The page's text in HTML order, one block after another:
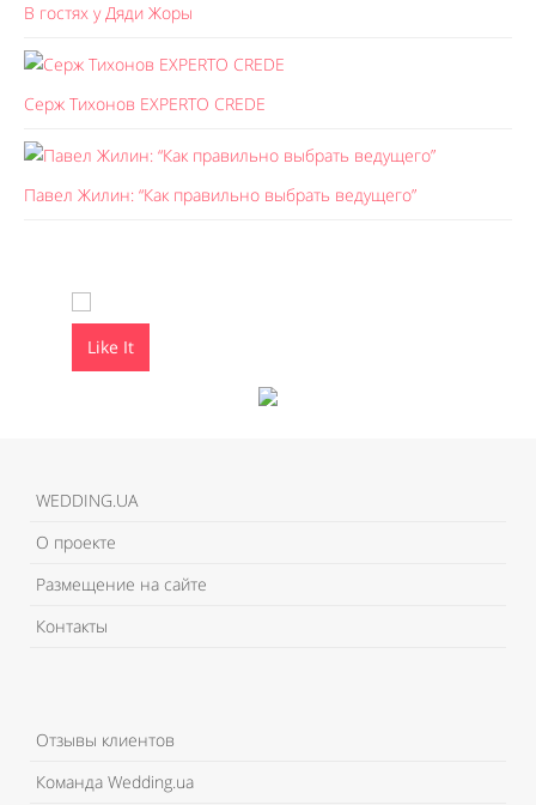
В гостях у Дяди Жоры
Серж Тихонов EXPERTO CREDE
Павел Жилин: “Как правильно выбрать ведущего”
Like It
WEDDING.UA
О проекте
Размещение на сайте
Контакты
Отзывы клиентов
Команда Wedding.ua